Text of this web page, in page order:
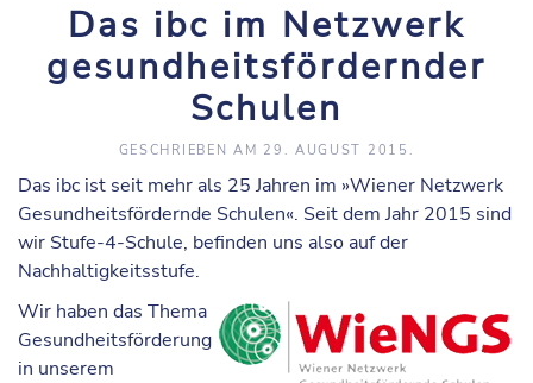
Das ibc im Netzwerk
gesundheitsfördernder
Schulen
GESCHRIEBEN AM 29. AUGUST 2015 .
Das ibc ist seit mehr als 25 Jahren im »Wiener Netzwerk
Gesundheitsfördernde Schulen«. Seit dem Jahr 2015 sind
wir Stufe-4-Schule, befinden uns also auf der
Nachhaltigkeitsstufe.
Wir haben das Thema
Gesundheitsförderung
in unserem